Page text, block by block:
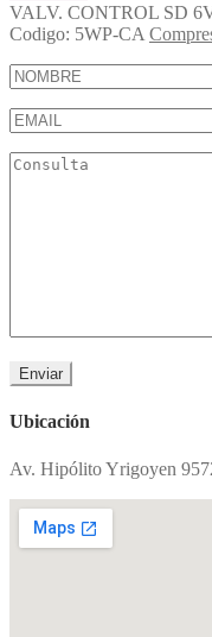
VALV. CONTROL SD
Codigo: 5WP-CA
Ubicación
Av. Hipólito Yrigoyen